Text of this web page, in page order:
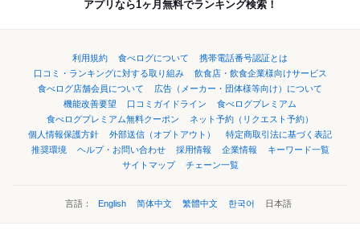
アプリなら1ヶ月無料でランキング検索！
利用規約 食べログについて
携帯電話番号認証とは
口コミ・ランキングに対する取り組み
飲食店・飲食企業様向けサービス
食べログ店舗会員について
広告（メーカー・団体様等向け）について
機能改善要望
口コミガイドライン
食べログプレミアム
食べログプレミアム無料クーポン
ネット予約（リクエスト予約）
個人情報保護方針
外部送信（オプトアウト）
特定商取引法に基づく表記
推奨環境
ヘルプ・お問い合わせ 採用情報 企業情報
キーワード一覧
サイトマップ
チェーン一覧
言語： English 简体中文 繁體中文 한국어 日本語